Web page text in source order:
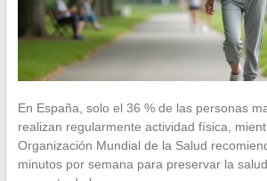
En España, solo el 36 % de las personas
realizan regularmente actividad física,
Organización Mundial de la Salud
minutos por semana para preservar la